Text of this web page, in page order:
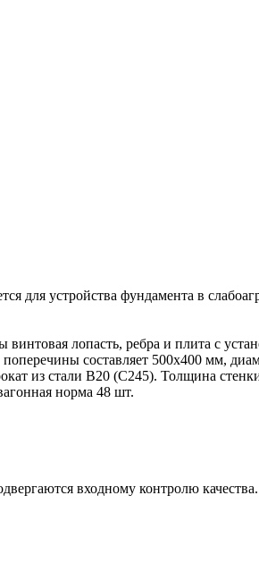
для устройства фундамента в
лопасть, ребра и плита с
составляет 500х400 мм,
из стали B20 (С245). Толщина
норма 48 шт.
входному контролю